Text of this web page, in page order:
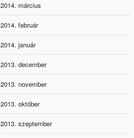
2014. március
2014. február
2014. január
2013. december
2013. november
2013. október
2013. szeptember